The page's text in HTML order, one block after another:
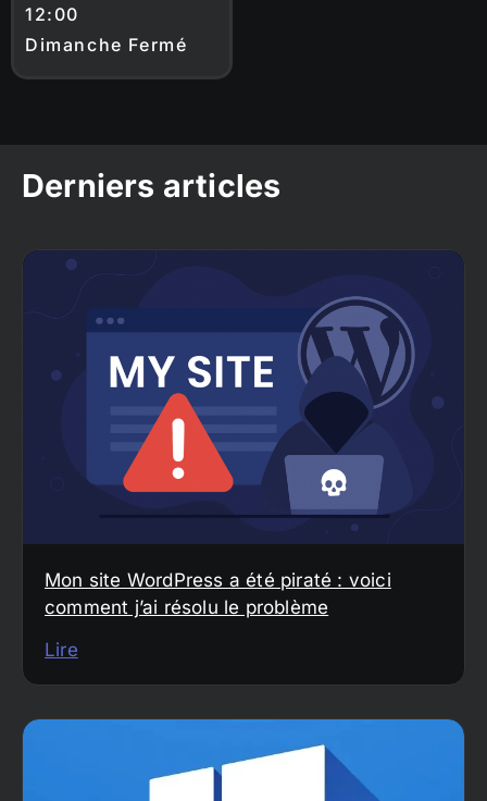
12:00
Dimanche Fermé
Derniers articles
Mon site WordPress a été piraté : voici
comment j’ai résolu le problème
Lire